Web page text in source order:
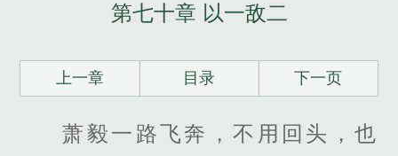
第七十章 以一敌二
上一章 目录 下一页
萧毅一路飞奔，不用回头，也